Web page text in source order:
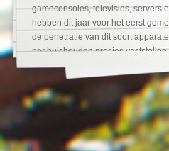
gameconsoles, televisies, servers
hebben dit jaar voor het eerst
de penetratie van dit soort
per huishouden precies
de gevolgen daarvan zijn voor de
zo’n huishouden opgroeien.
Tim van 10, bijvoorbeeld, woont
broers. Samen hebben ze, als Tim
werkende apparaten, waaronder
telefoons. De huishoudens in